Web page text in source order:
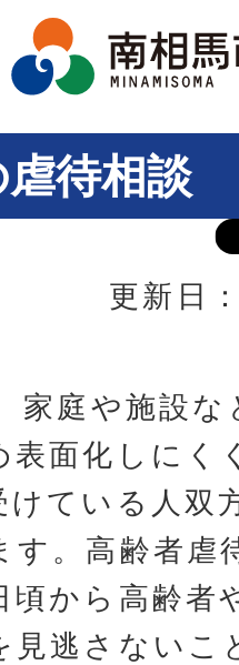
待相談
更新日
家庭や施設
表面化しにく
けている人双
す。高齢者虐
頃から高齢者
見逃さないこ